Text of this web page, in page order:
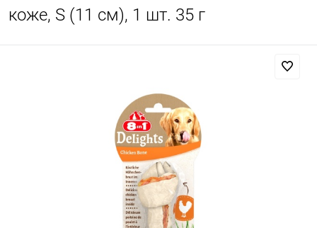
коже, S (11 см), 1 шт. 35 г